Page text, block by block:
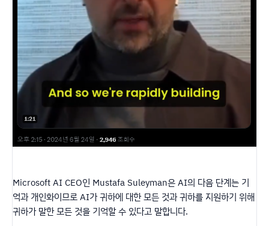
Microsoft AI CEO인 Mustafa Suleyman은 AI의 다음 단계는 기
억과 개인화이므로 AI가 귀하에 대한 모든 것과 귀하를 지원하기 위해
귀하가 말한 모든 것을 기억할 수 있다고 말합니다.